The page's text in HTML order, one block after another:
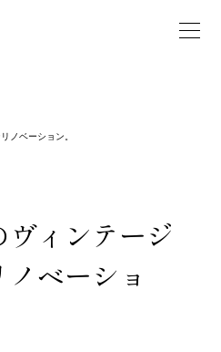
ノベーション。
ィンテージ
ベーショ